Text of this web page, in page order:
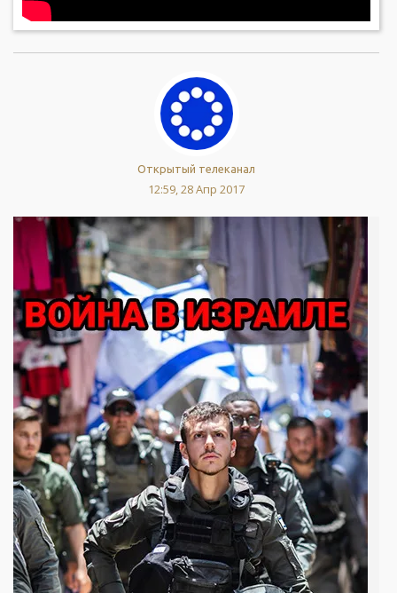
Открытый телеканал
12:59, 28 Апр 2017